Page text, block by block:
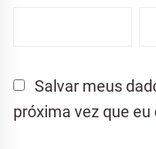
Salvar meus
próxima vez que eu